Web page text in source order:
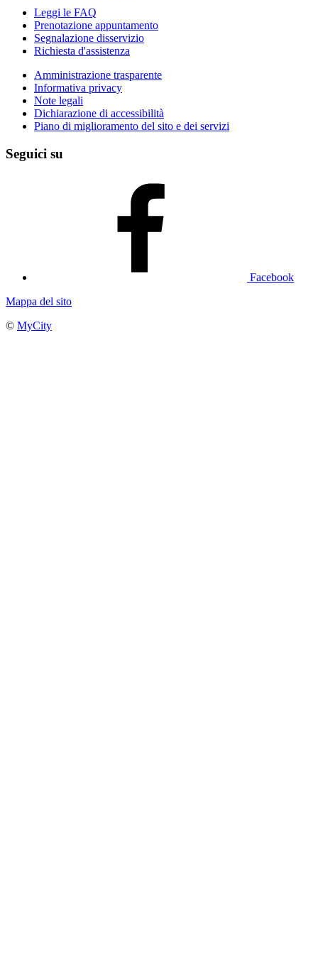
Leggi le FAQ
Prenotazione appuntamento
Segnalazione disservizio
Richiesta d'assistenza
Amministrazione trasparente
Informativa privacy
Note legali
Dichiarazione di accessibilità
Piano di miglioramento del sito e dei servizi
Seguici su
Facebook
Mappa del sito
© MyCity